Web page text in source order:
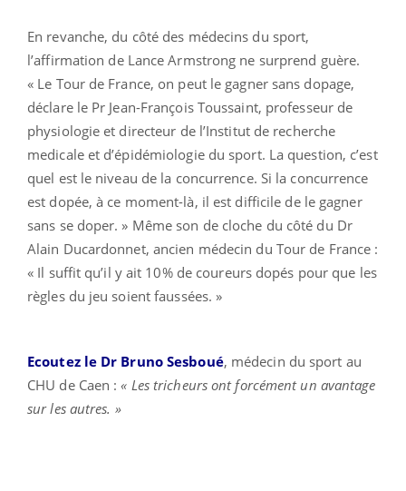
En revanche, du côté des médecins du sport,
l’affirmation de Lance Armstrong ne surprend guère.
« Le Tour de France, on peut le gagner sans dopage,
déclare le Pr Jean-François Toussaint, professeur de
physiologie et directeur de l’Institut de recherche
medicale et d’épidémiologie du sport. La question, c’est
quel est le niveau de la concurrence. Si la concurrence
est dopée, à ce moment-là, il est difficile de le gagner
sans se doper. » Même son de cloche du côté du Dr
Alain Ducardonnet, ancien médecin du Tour de France :
« Il suffit qu’il y ait 10% de coureurs dopés pour que les
règles du jeu soient faussées. »
Ecoutez le Dr Bruno Sesboué, médecin du sport au
CHU de Caen :« Les tricheurs ont forcément un avantage
sur les autres. »